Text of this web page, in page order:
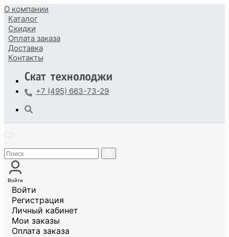
О компании
Каталог
Скидки
Оплата заказа
Доставка
Контакты
+7 (495) 663-73-29
Войти
Войти
Регистрация
Личный кабинет
Мои заказы
Оплата заказа